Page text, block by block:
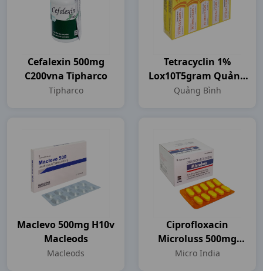
Cefalexin 500mg
C200vna Tipharco
Tipharco
Tetracyclin 1%
Lox10T5gram Quảng
Bình
Quảng Bình
Maclevo 500mg H10v
Macleods
Macleods
Ciprofloxacin
Microluss 500mg
H100vbf Micro India
Micro India